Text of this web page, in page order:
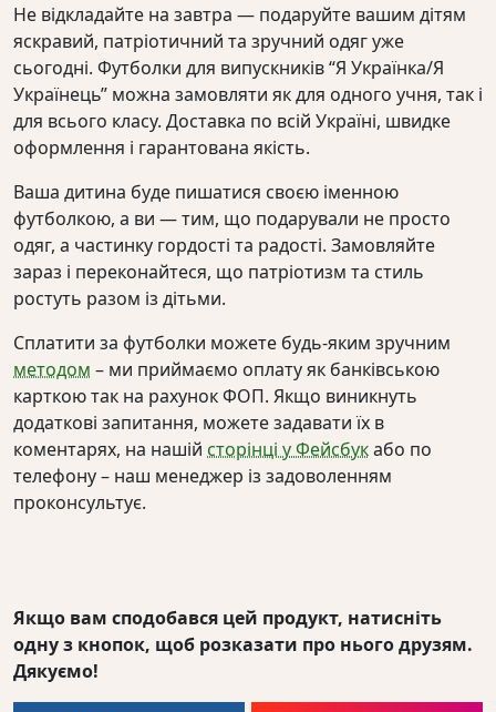
Не відкладайте на завтра — подаруйте вашим дітям
яскравий, патріотичний та зручний одяг уже
сьогодні. Футболки для випускників “Я Українка/Я
Українець” можна замовляти як для одного учня, так і
для всього класу. Доставка по всій Україні, швидке
оформлення і гарантована якість.
Ваша дитина буде пишатися своєю іменною
футболкою, а ви — тим, що подарували не просто
одяг, а частинку гордості та радості. Замовляйте
зараз і переконайтеся, що патріотизм та стиль
ростуть разом із дітьми.
Сплатити за футболки можете будь-яким зручним
методом – ми приймаємо оплату як банківською
карткою так на рахунок ФОП. Якщо виникнуть
додаткові запитання, можете задавати їх в
коментарях, на нашій сторінці у Фейсбукабо по
телефону – наш менеджер із задоволенням
проконсультує.
Якщо вам сподобався цей продукт, натисніть
одну з кнопок, щоб розказати про нього друзям.
Дякуємо!